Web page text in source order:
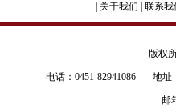
关于我们 联系我
版权所
电话：0451-82941086 地址
邮